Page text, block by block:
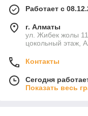
Работает с
г. Алматы
ул. Жибек жолы
цокольный этаж,
Контакты
Сегодня
Показать весь